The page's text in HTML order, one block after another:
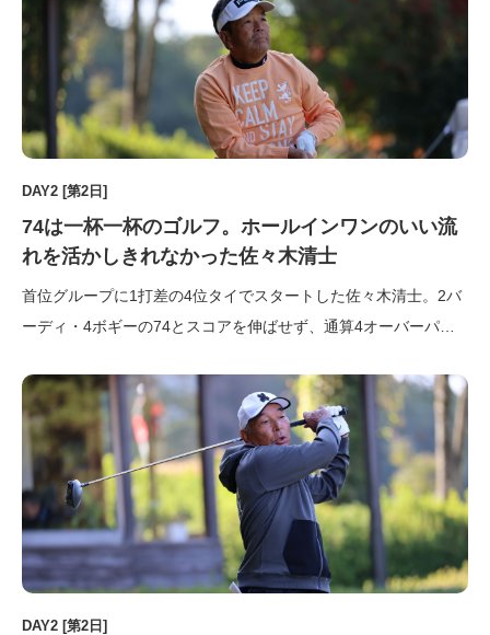
していま […]
DAY2 [第2日]
74は一杯一杯のゴルフ。ホールインワンのいい流
れを活かしきれなかった佐々木清士
首位グループに1打差の4位タイでスタートした佐々木清士。2バ
ーディ・4ボギーの74とスコアを伸ばせず、通算4オーバーパー
す」。それもそのはず、本選手権には今年で3回目の出場となる
が、一昨年が3位タイ、昨年が4位タイと安定した成績を残してお
り、今年 […]
DAY2 [第2日]